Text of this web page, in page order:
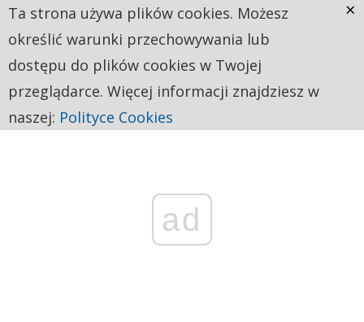
ad
Ta strona używa plików cookies. Możesz
określić warunki przechowywania lub
dostępu do plików cookies w Twojej
przeglądarce. Więcej informacji znajdziesz w
naszej: Polityce Cookies
×